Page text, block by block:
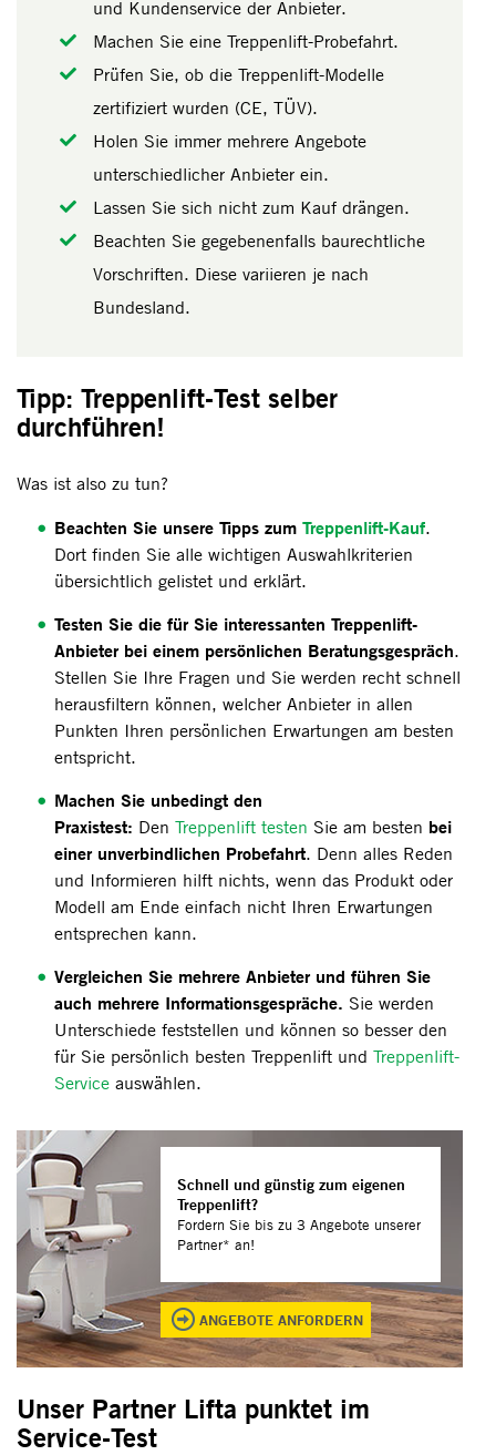
und Kundenservice der Anbieter.
Machen Sie eine Treppenlift-Probefahrt.
Prüfen Sie, ob die Treppenlift-Modelle
zertifiziert wurden (CE, TÜV).
Holen Sie immer mehrere Angebote
unterschiedlicher Anbieter ein.
Lassen Sie sich nicht zum Kauf drängen.
Beachten Sie gegebenenfalls baurechtliche
Vorschriften. Diese variieren je nach
Bundesland.
Tipp: Treppenlift-Test selber
durchführen!
Was ist also zu tun?
Beachten Sie unsere Tipps zumTreppenlift-Kauf.
Dort finden Sie alle wichtigen Auswahlkriterien
übersichtlich gelistet und erklärt.
Testen Sie die für Sie interessanten Treppenlift-
Anbieter bei einem persönlichen Beratungsgespräch.
Stellen Sie Ihre Fragen und Sie werden recht schnell
herausfiltern können, welcher Anbieter in allen
Punkten Ihren persönlichen Erwartungen am besten
entspricht.
Machen Sie unbedingt den
Praxistest: DenTreppenlift testen Sie am besten bei
einer unverbindlichen Probefahrt. Denn alles Reden
und Informieren hilft nichts, wenn das Produkt oder
Modell am Ende einfach nicht Ihren Erwartungen
entsprechen kann.
Vergleichen Sie mehrere Anbieter und führen Sie
auch mehrere Informationsgespräche. Sie werden
Unterschiede feststellen und können so besser den
für Sie persönlich besten Treppenlift undTreppenlift-
Service auswählen.
Schnell und günstig zum eigenen
Treppenlift?
Fordern Sie bis zu 3 Angebote unserer
Partner* an!
ANGEBOTE ANFORDERN
Unser Partner Lifta punktet im
Service-Test